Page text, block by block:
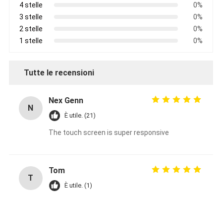
4 stelle
0%
3 stelle
0%
2 stelle
0%
1 stelle
0%
Tutte le recensioni
N
Nex Genn
È utile. (21)
The touch screen is super responsive
T
Tom
È utile. (1)